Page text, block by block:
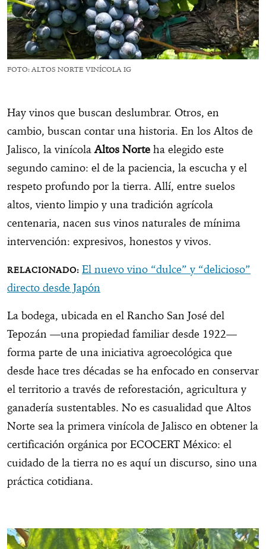
FOTO: ALTOS NORTE VINÍCOLA IG
Hay vinos que buscan deslumbrar. Otros, en
cambio, buscan contar una historia. En los Altos de
Jalisco, la vinícolaAltos Norte ha elegido este
segundo camino: el de la paciencia, la escucha y el
respeto profundo por la tierra. Allí, entre suelos
altos, viento limpio y una tradición agrícola
centenaria, nacen sus vinos naturales de mínima
intervención: expresivos, honestos y vivos.
El nuevo vino “dulce” y “delicioso”
directo desde Japón
La bodega, ubicada en el Rancho San José del
Tepozán —una propiedad familiar desde 1922—
forma parte de una iniciativa agroecológica que
desde hace tres décadas se ha enfocado en conservar
el territorio a través de reforestación, agricultura y
ganadería sustentables. No es casualidad que Altos
Norte sea la primera vinícola de Jalisco en obtener la
certificación orgánica por ECOCERT México: el
cuidado de la tierra no es aquí un discurso, sino una
práctica cotidiana.